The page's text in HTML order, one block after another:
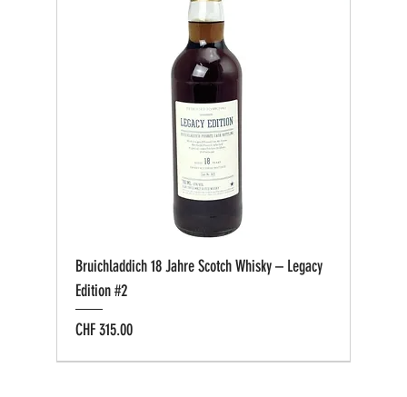
Bruichladdich 18 Jahre Scotch Whisky – Legacy
Edition #2
Preis
CHF 315.00